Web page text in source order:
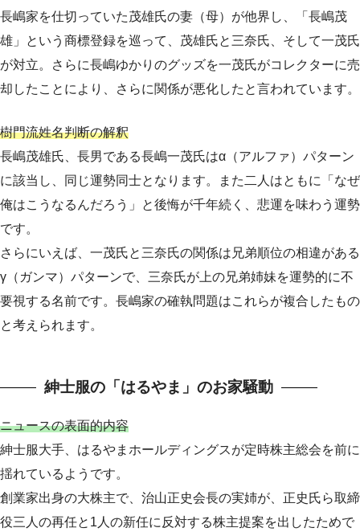
長嶋家を仕切っていた茂雄氏の妻（母）が他界し、「長嶋茂
雄」という商標登録を巡って、茂雄氏と三奈氏、そして一茂氏
が対立。さらに長嶋ゆかりのグッズを一茂氏がコレクターに売
却したことにより、さらに関係が悪化したと言われています。
樹門流姓名判断の解釈
長嶋茂雄氏、長男である長嶋一茂氏はα（アルファ）パターン
に該当し、同じ運勢同士となります。また二人はともに「なぜ
俺はこうなるんだろう」と後悔が千年続く、悲運を味わう運勢
です。
さらにいえば、一茂氏と三奈氏の関係は兄弟順位の相違がある
γ（ガンマ）パターンで、三奈氏が上の兄弟姉妹を運勢的に不
要視する名前です。長嶋家の確執問題はこれらが複合したもの
と考えられます。
紳士服の「はるやま」のお家騒動
ニュースの表面的内容
紳士服大手、はるやまホールディングスが定時株主総会を前に
揺れているようです。
創業家出身の大株主で、治山正史会長の実姉が、正史氏ら取締
役三人の再任と1人の新任に反対する株主提案を出したためで